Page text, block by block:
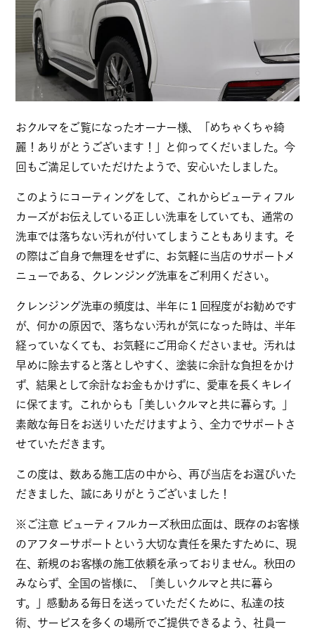
おクルマをご覧になったオーナー様、「めちゃくちゃ綺
麗！ありがとうございます！」と仰ってくだいました。今
回もご満足していただけたようで、安心いたしました。
このようにコーティングをして、これからビューティフル
カーズがお伝えしている正しい洗車をしていても、通常の
洗車では落ちない汚れが付いてしまうこともあります。そ
の際はご自身で無理をせずに、お気軽に当店のサポートメ
ニューである、クレンジング洗車をご利用ください。
クレンジング洗車の頻度は、半年に１回程度がお勧めです
が、何かの原因で、落ちない汚れが気になった時は、半年
経っていなくても、お気軽にご用命くださいませ。汚れは
早めに除去すると落としやすく、塗装に余計な負担をかけ
ず、結果として余計なお金もかけずに、愛車を長くキレイ
に保てます。これからも「美しいクルマと共に暮らす。」
素敵な毎日をお送りいただけますよう、全力でサポートさ
せていただきます。
この度は、数ある施工店の中から、再び当店をお選びいた
だきました、誠にありがとうございました！
※ご注意 ビューティフルカーズ秋田広面は、既存のお客様
のアフターサポートという大切な責任を果たすために、現
在、新規のお客様の施工依頼を承っておりません。秋田の
みならず、全国の皆様に、「美しいクルマと共に暮ら
す。」感動ある毎日を送っていただくために、私達の技
術、サービスを多くの場所でご提供できるよう、社員一